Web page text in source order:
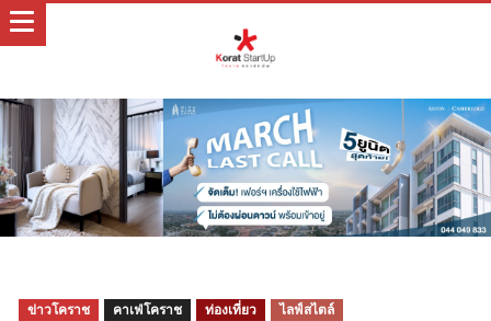
ข่าวโคราช คาเฟ่โคราช ท่องเที่ยว ไลฟ์สไตล์